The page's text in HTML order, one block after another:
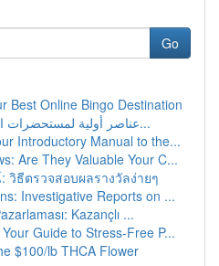
Go
Best Online Bingo Destination
عناصر أولية لمستحضرات العناية بالبشرة : مرشد...
Introductory Manual to the...
Are They Valuable Your C...
วิธีตรวจสอบผลรางวัลง่ายๆ
Investigative Reports on ...
Kazançlı ...
Guide to Stress-Free P...
$100/lb THCA Flower